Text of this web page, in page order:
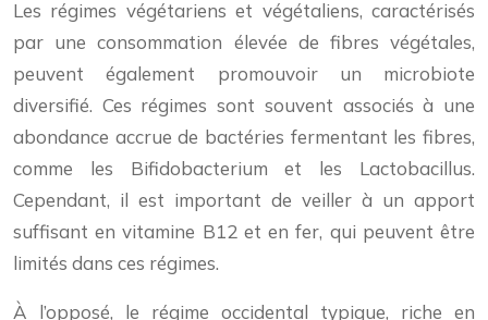
Les régimes végétariens et végétaliens, caractérisés
par une consommation élevée de fibres végétales,
peuvent également promouvoir un microbiote
diversifié. Ces régimes sont souvent associés à une
abondance accrue de bactéries fermentant les fibres,
comme les Bifidobacterium et les Lactobacillus.
Cependant, il est important de veiller à un apport
suffisant en vitamine B12 et en fer, qui peuvent être
limités dans ces régimes.
À l’opposé, le régime occidental typique, riche en